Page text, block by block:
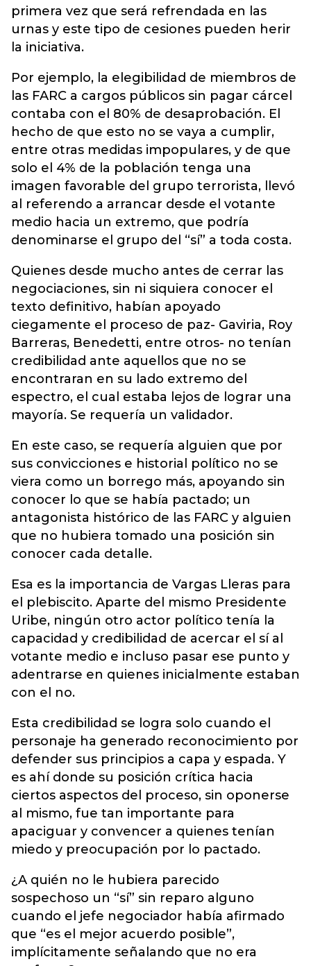
primera vez que será refrendada en las
urnas y este tipo de cesiones pueden herir
la iniciativa.
Por ejemplo, la elegibilidad de miembros de
las FARC a cargos públicos sin pagar cárcel
contaba con el 80% de desaprobación. El
hecho de que esto no se vaya a cumplir,
entre otras medidas impopulares, y de que
solo el 4% de la población tenga una
imagen favorable del grupo terrorista, llevó
al referendo a arrancar desde el votante
medio hacia un extremo, que podría
denominarse el grupo del “sí” a toda costa.
Quienes desde mucho antes de cerrar las
negociaciones, sin ni siquiera conocer el
texto definitivo, habían apoyado
ciegamente el proceso de paz- Gaviria, Roy
Barreras, Benedetti, entre otros- no tenían
credibilidad ante aquellos que no se
encontraran en su lado extremo del
espectro, el cual estaba lejos de lograr una
mayoría. Se requería un validador.
En este caso, se requería alguien que por
sus convicciones e historial político no se
viera como un borrego más, apoyando sin
conocer lo que se había pactado; un
antagonista histórico de las FARC y alguien
que no hubiera tomado una posición sin
conocer cada detalle.
Esa es la importancia de Vargas Lleras para
el plebiscito. Aparte del mismo Presidente
Uribe, ningún otro actor político tenía la
capacidad y credibilidad de acercar el sí al
votante medio e incluso pasar ese punto y
adentrarse en quienes inicialmente estaban
con el no.
Esta credibilidad se logra solo cuando el
personaje ha generado reconocimiento por
defender sus principios a capa y espada. Y
es ahí donde su posición crítica hacia
ciertos aspectos del proceso, sin oponerse
al mismo, fue tan importante para
apaciguar y convencer a quienes tenían
miedo y preocupación por lo pactado.
¿A quién no le hubiera parecido
sospechoso un “sí” sin reparo alguno
cuando el jefe negociador había afirmado
que “es el mejor acuerdo posible”,
implícitamente señalando que no era